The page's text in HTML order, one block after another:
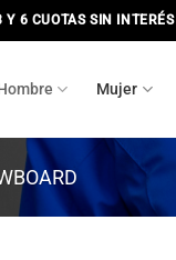
6 CUOTAS SIN INTERÉS
Mujer